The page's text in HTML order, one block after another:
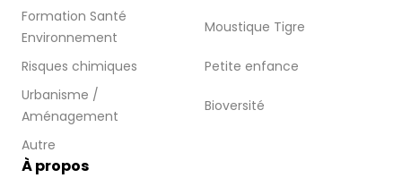
Formation Santé
Environnement
Moustique Tigre
Risques chimiques
Petite enfance
Urbanisme /
Aménagement
Bioversité
Autre
À propos